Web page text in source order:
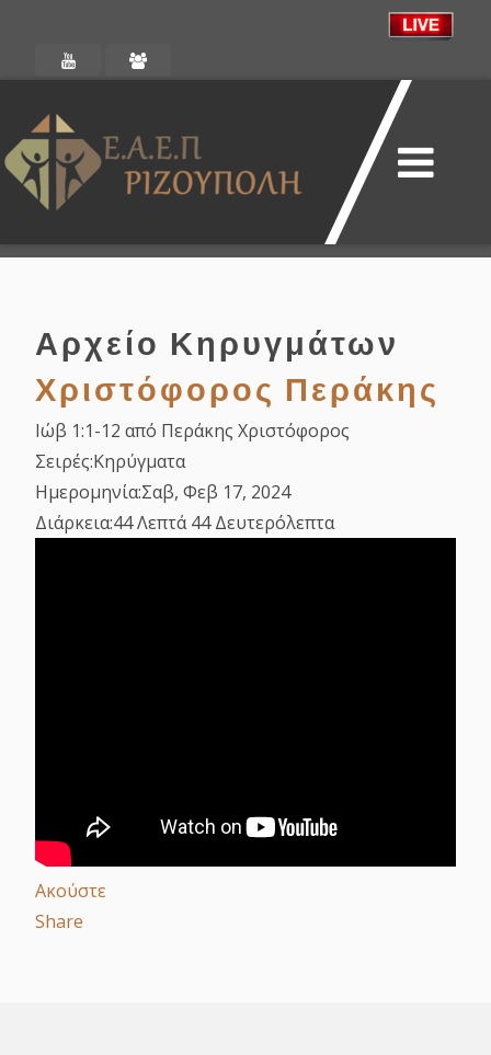
Αρχείο Κηρυγμάτων
Χριστόφορος Περάκης
Ιώβ 1:1-12 από Περάκης Χριστόφορος
Σειρές:Κηρύγματα
Ημερομηνία:Σαβ, Φεβ 17, 2024
Διάρκεια:44 Λεπτά 44 Δευτερόλεπτα
Ακούστε
Share